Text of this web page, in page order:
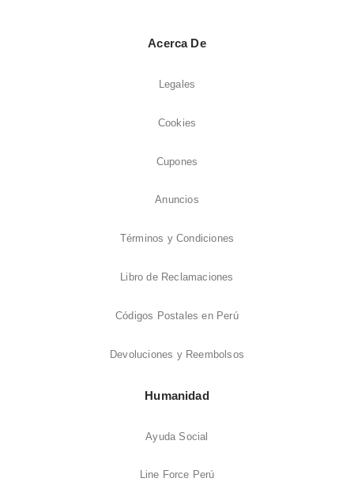
Acerca De
Legales
Cookies
Cupones
Anuncios
Términos y Condiciones
Libro de Reclamaciones
Códigos Postales en Perú
Devoluciones y Reembolsos
Humanidad
Ayuda Social
Line Force Perú